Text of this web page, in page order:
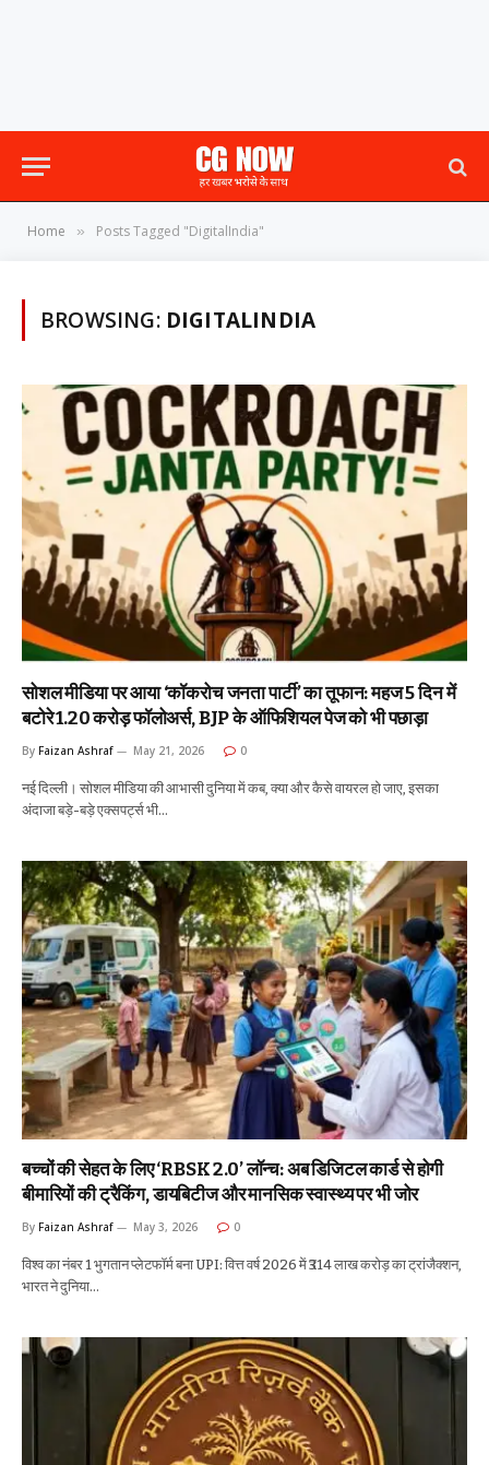
Home » Posts Tagged "DigitalIndia"
BROWSING: DIGITALINDIA
सोशल मीडिया पर आया ‘कॉकरोच जनता पार्टी’ का तूफान: महज 5 दिन में
बटोरे 1.20 करोड़ फॉलोअर्स, BJP के ऑफिशियल पेज को भी पछाड़ा
By Faizan Ashraf May 21, 2026 0
नई दिल्ली। सोशल मीडिया की आभासी दुनिया में कब, क्या और कैसे वायरल हो जाए, इसका
अंदाजा बड़े-बड़े एक्सपर्ट्स भी…
बच्चों की सेहत के लिए ‘RBSK 2.0’ लॉन्च: अब डिजिटल कार्ड से होगी
बीमारियों की ट्रैकिंग, डायबिटीज और मानसिक स्वास्थ्य पर भी जोर
By Faizan Ashraf May 3, 2026 0
विश्व का नंबर 1 भुगतान प्लेटफॉर्म बना UPI: वित्त वर्ष 2026 में ₹314 लाख करोड़ का ट्रांजैक्शन,
भारत ने दुनिया…